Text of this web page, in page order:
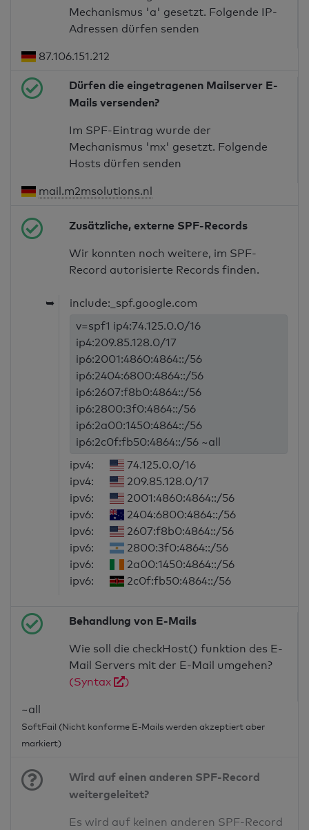
Mechanismus 'a' gesetzt. Folgende IP-
Adressen dürfen senden
87.106.151.212
Dürfen die eingetragenen Mailserver E-
Mails versenden?
Im SPF-Eintrag wurde der
Mechanismus 'mx' gesetzt. Folgende
Hosts dürfen senden
mail.m2msolutions.nl
Zusätzliche, externe SPF-Records
Wir konnten noch weitere, im SPF-
Record autorisierte Records finden.
➥
include:_spf.google.com
v=spf1 ip4:74.125.0.0/16
ip4:209.85.128.0/17
ip6:2001:4860:4864::/56
ip6:2404:6800:4864::/56
ip6:2607:f8b0:4864::/56
ip6:2800:3f0:4864::/56
ip6:2a00:1450:4864::/56
ip6:2c0f:fb50:4864::/56 ~all
ipv4:
74.125.0.0/16
ipv4:
209.85.128.0/17
ipv6:
2001:4860:4864::/56
ipv6:
2404:6800:4864::/56
ipv6:
2607:f8b0:4864::/56
ipv6:
2800:3f0:4864::/56
ipv6:
2a00:1450:4864::/56
ipv6:
2c0f:fb50:4864::/56
Behandlung von E-Mails
Wie soll die checkHost() funktion des E-
Mail Servers mit der E-Mail umgehen?
(Syntax
)
~all
SoftFail (Nicht konforme E-Mails werden akzeptiert aber
markiert)
Wird auf einen anderen SPF-Record
weitergeleitet?
Es wird auf keinen anderen SPF-Record